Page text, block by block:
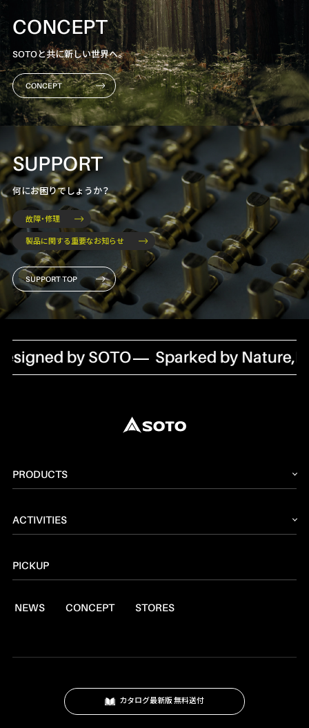
CONCEPT
SOTOと共に新しい世界へ。
CONCEPT
SUPPORT
何にお困りでしょうか？
故障・修理
製品に関する重要なお知らせ
SUPPORT TOP
by SOTO Sparked by
PRODUCTS
ストーブ
燃料
クッキングツール
テーブル・カップ・カトラリー
ACTIVITIES
レシピ
PICKUP
NEWS CONCEPT STORES
カタログ最新版 無料送付